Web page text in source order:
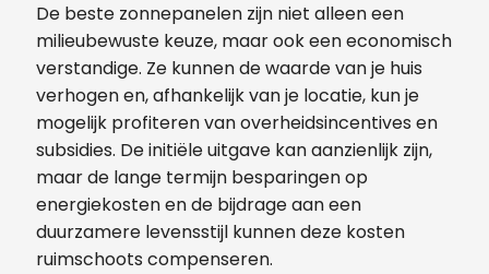
De beste zonnepanelen zijn niet alleen een
milieubewuste keuze, maar ook een economisch
verstandige. Ze kunnen de waarde van je huis
verhogen en, afhankelijk van je locatie, kun je
mogelijk profiteren van overheidsincentives en
subsidies. De initiële uitgave kan aanzienlijk zijn,
maar de lange termijn besparingen op
energiekosten en de bijdrage aan een
duurzamere levensstijl kunnen deze kosten
ruimschoots compenseren.